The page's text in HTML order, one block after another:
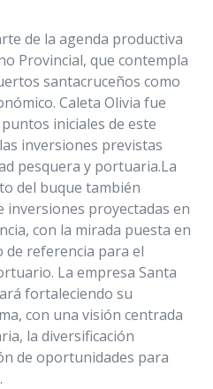
de la agenda productiva
Provincial, que contempla
santacruceños como
Caleta Olivia fue
iniciales de este
inversiones previstas
pesquera y portuaria.La
del buque también
inversiones proyectadas en
con la mirada puesta en
de referencia para el
La empresa Santa
fortaleciendo su
con una visión centrada
la diversificación
de oportunidades para